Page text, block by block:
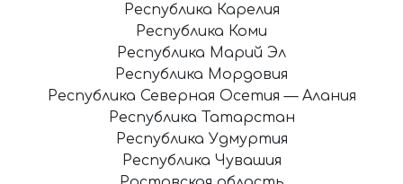
Республика Карелия
Республика Коми
Республика Марий Эл
Республика Мордовия
Республика Северная Осетия — Алания
Республика Татарстан
Республика Удмуртия
Республика Чувашия